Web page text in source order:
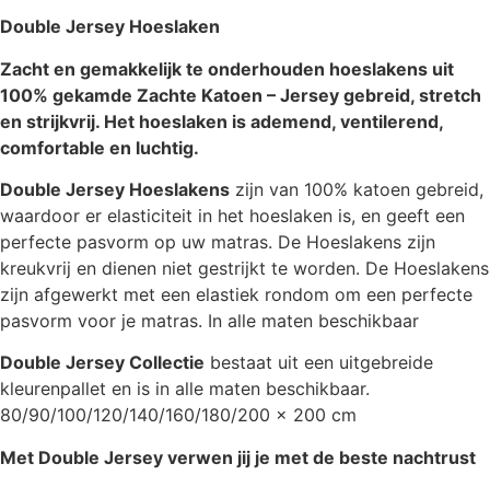
Double Jersey Hoeslaken
Zacht en gemakkelijk te onderhouden hoeslakens uit
100% gekamde Zachte Katoen – Jersey gebreid, stretch
en strijkvrij. Het hoeslaken is ademend, ventilerend,
comfortable en luchtig.
Double Jersey Hoeslakens zijn van 100% katoen gebreid,
waardoor er elasticiteit in het hoeslaken is, en geeft een
perfecte pasvorm op uw matras. De Hoeslakens zijn
kreukvrij en dienen niet gestrijkt te worden. De Hoeslakens
zijn afgewerkt met een elastiek rondom om een perfecte
pasvorm voor je matras. In alle maten beschikbaar
Double Jersey Collectie bestaat uit een uitgebreide
kleurenpallet en is in alle maten beschikbaar.
80/90/100/120/140/160/180/200 x 200 cm
Met Double Jersey verwen jij je met de beste nachtrust